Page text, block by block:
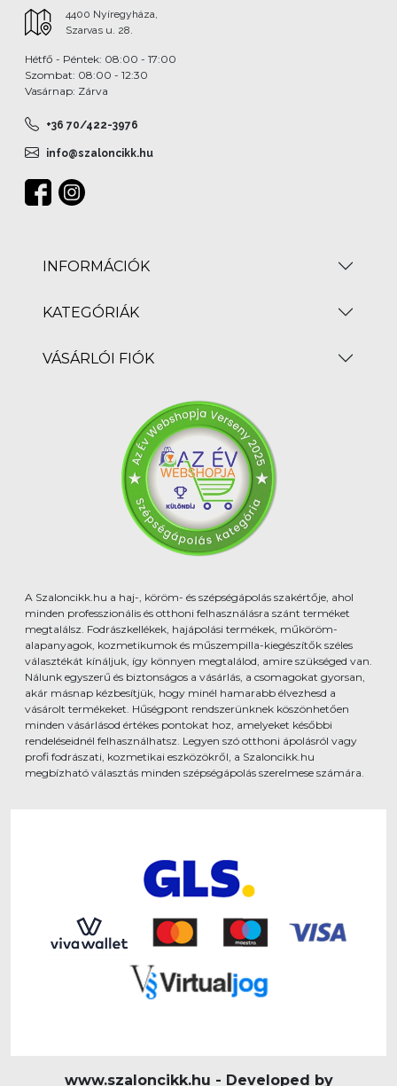
4400 Nyíregyháza,
Szarvas u. 28.
Hétfő - Péntek: 08:00 - 17:00
Szombat: 08:00 - 12:30
Vasárnap: Zárva
+36 70/422-3976
info@szaloncikk.hu
INFORMÁCIÓK
KATEGÓRIÁK
VÁSÁRLÓI FIÓK
A Szaloncikk.hu a haj-, köröm- és szépségápolás szakértője, ahol
minden professzionális és otthoni felhasználásra szánt terméket
megtalálsz. Fodrászkellékek, hajápolási termékek, műköröm-
alapanyagok, kozmetikumok és műszempilla-kiegészítők széles
választékát kínáljuk, így könnyen megtalálod, amire szükséged van.
Nálunk egyszerű és biztonságos a vásárlás, a csomagokat gyorsan,
akár másnap kézbesítjük, hogy minél hamarabb élvezhesd a
vásárolt termékeket. Hűségpont rendszerünknek köszönhetően
minden vásárlásod értékes pontokat hoz, amelyeket későbbi
rendeléseidnél felhasználhatsz. Legyen szó otthoni ápolásról vagy
profi fodrászati, kozmetikai eszközökről, a Szaloncikk.hu
megbízható választás minden szépségápolás szerelmese számára.
www.szaloncikk.hu - Developed by